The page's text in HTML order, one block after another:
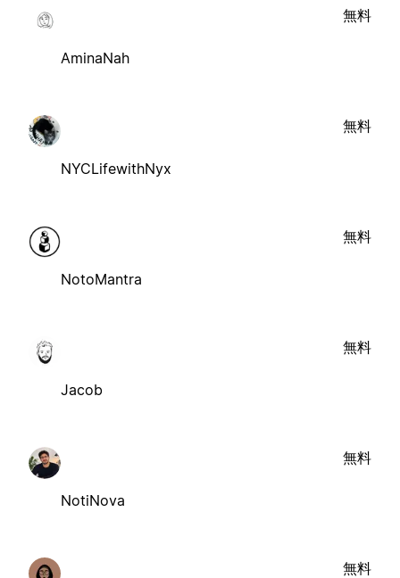
AminaNah
無料
NYCLifewithNyx
無料
NotoMantra
無料
Jacob
無料
NotiNova
無料
無料